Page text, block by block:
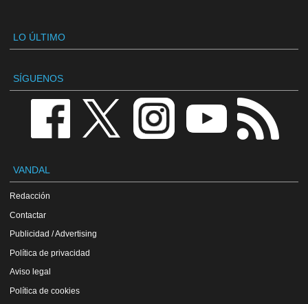
LO ÚLTIMO
SÍGUENOS
VANDAL
Redacción
Contactar
Publicidad / Advertising
Política de privacidad
Aviso legal
Política de cookies